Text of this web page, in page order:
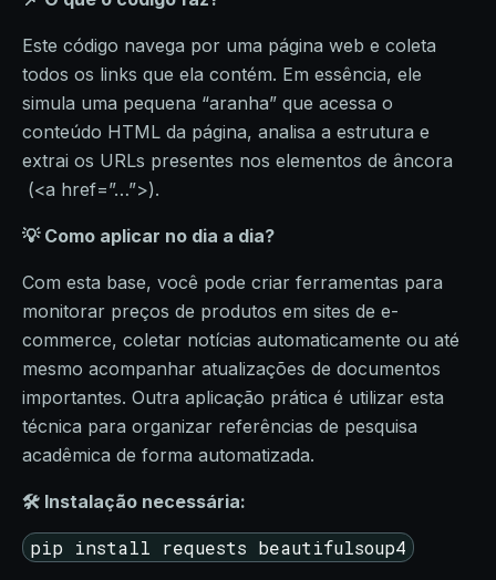
Este código navega por uma página web e coleta
todos os links que ela contém. Em essência, ele
simula uma pequena “aranha” que acessa o
conteúdo HTML da página, analisa a estrutura e
extrai os URLs presentes nos elementos de âncora
(<a href=”…”>).
💡 Como aplicar no dia a dia?
Com esta base, você pode criar ferramentas para
monitorar preços de produtos em sites de e-
commerce, coletar notícias automaticamente ou até
mesmo acompanhar atualizações de documentos
importantes. Outra aplicação prática é utilizar esta
técnica para organizar referências de pesquisa
acadêmica de forma automatizada.
🛠 Instalação necessária:
pip install requests beautifulsoup4